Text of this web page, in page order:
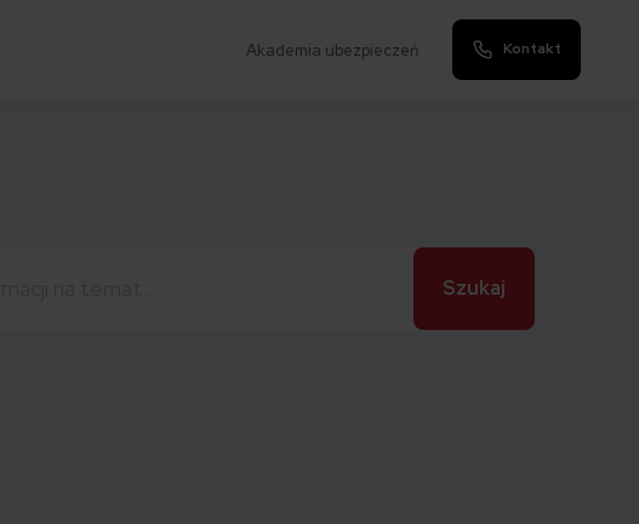
Akademia ubezpieczeń Kontakt